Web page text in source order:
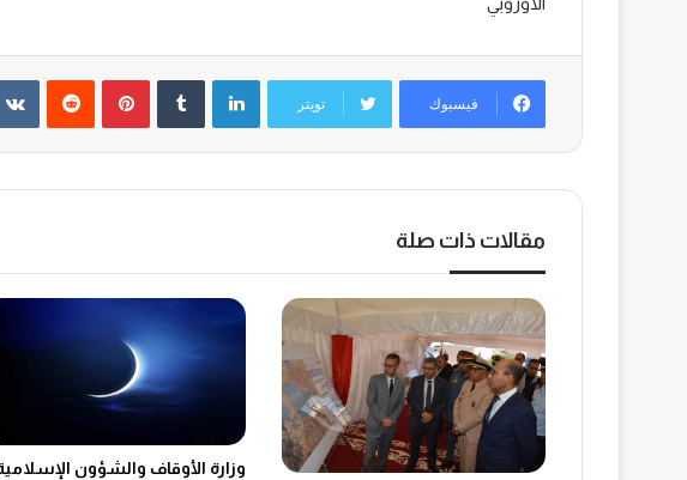
فيسبوك تويتر
لينكدإن بينتيريست
مقالات ذات صلة
وزارة الأوقاف والشؤون